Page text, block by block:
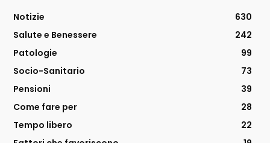
Notizie
630
Salute e Benessere
242
Patologie
99
Socio-Sanitario
73
Pensioni
39
Come fare per
28
Tempo libero
22